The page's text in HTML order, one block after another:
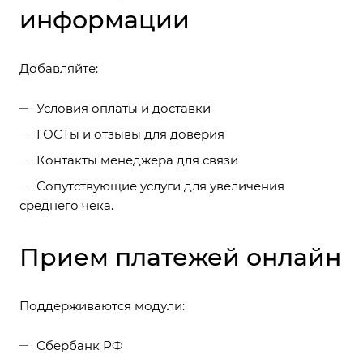
информации
Добавляйте:
Условия оплаты и доставки
ГОСТы и отзывы для доверия
Контакты менеджера для связи
Сопутствующие услуги для увеличения
среднего чека.
Прием платежей онлайн
Поддерживаются модули:
Сбербанк РФ